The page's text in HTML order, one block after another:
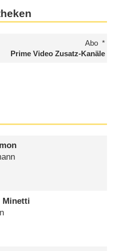
Abo
Prime Video Zusatz-Kanäle
Minetti